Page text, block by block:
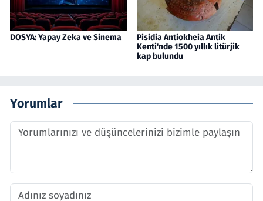
DOSYA: Yapay Zeka ve Sinema
Pisidia Antiokheia Antik
Kenti'nde 1500 yıllık litürjik
kap bulundu
Yorumlar